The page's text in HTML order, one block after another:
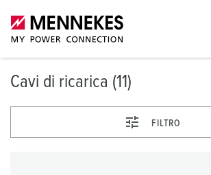
Cavi di ricarica (11)
FILTRO